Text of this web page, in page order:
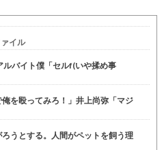
イル
ルバイト僕「セルf(いや揉め事
俺を殴ってみろ！」井上尚弥「マジ
うとする。人間がペットを飼う理